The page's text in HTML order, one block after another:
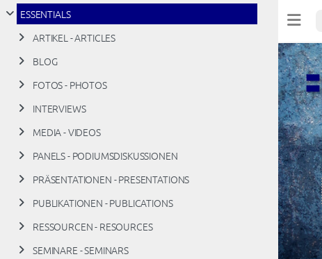
ESSENTIALS
ARTIKEL - ARTICLES
BLOG
FOTOS - PHOTOS
INTERVIEWS
MEDIA - VIDEOS
PANELS - PODIUMSDISKUSSIONEN
PRÄSENTATIONEN - PRESENTATIONS
PUBLIKATIONEN - PUBLICATIONS
RESSOURCEN - RESOURCES
SEMINARE - SEMINARS